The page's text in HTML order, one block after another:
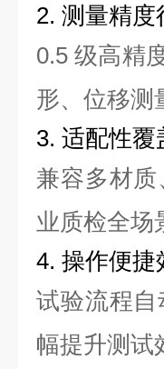
2. 测量精度
0.5 级高精
形、位移测
3. 适配性覆
兼容多材
业质检全场
4. 操作便捷
试验流程
幅提升测试